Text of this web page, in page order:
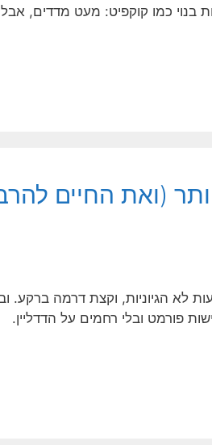
בנוי כמו קוקפיט: מעט מדדים, אבל
(ואת החיים
לא הגיוניות, וקצת דרמה ברקע.
פורמט ובלי רחמים על הדדליין.